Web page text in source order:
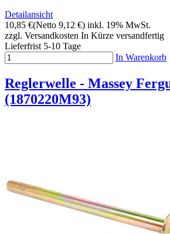
Detailansicht
10,85 €(Netto 9,12 €) inkl. 19% MwSt.
zzgl. Versandkosten In Kürze versandfertig
Lieferfrist 5-10 Tage
In Warenkorb
Reglerwelle - Massey
(1870220M93)